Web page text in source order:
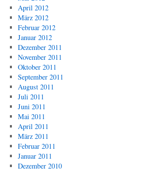
April 2012
März 2012
Februar 2012
Januar 2012
Dezember 2011
November 2011
Oktober 2011
September 2011
August 2011
Juli 2011
Juni 2011
Mai 2011
April 2011
März 2011
Februar 2011
Januar 2011
Dezember 2010